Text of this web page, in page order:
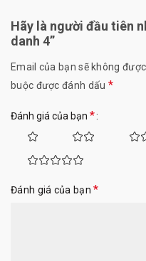
Hãy là người đầu tiên
danh 4”
Email của bạn sẽ không
buộc được đánh dấu *
Đánh giá của bạn *
Đánh giá của bạn*